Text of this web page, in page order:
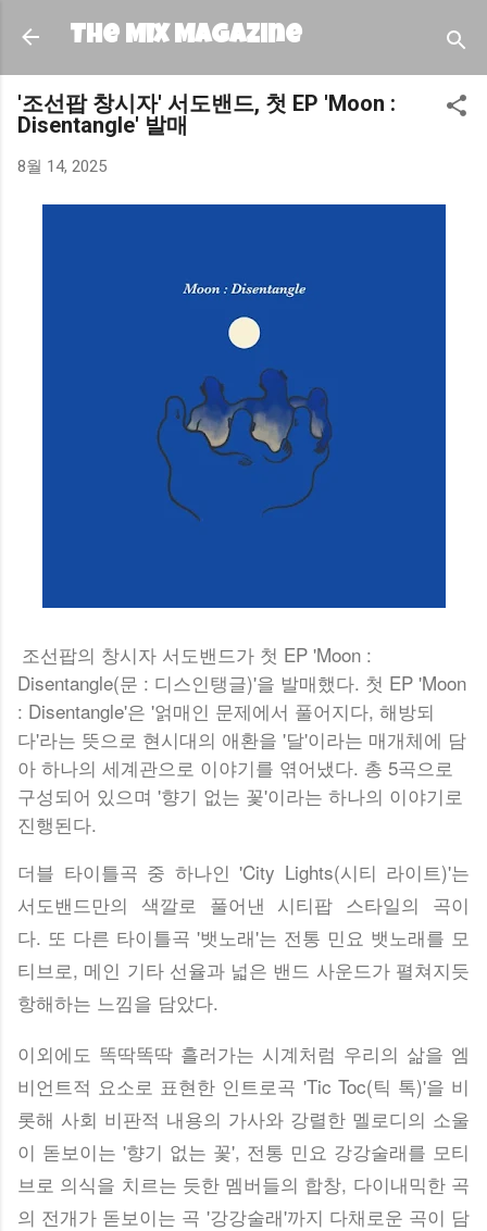
기본 콘텐츠로 건너뛰기
The MIX Magazine
'조선팝 창시자' 서도밴드, 첫 EP 'Moon :
Disentangle' 발매
8월 14, 2025
조선팝의 창시자 서도밴드가 첫 EP 'Moon :
Disentangle(문 : 디스인탱글)'을 발매했다. 첫 EP 'Moon
: Disentangle'은 '얽매인 문제에서 풀어지다, 해방되
다'라는 뜻으로 현시대의 애환을 '달'이라는 매개체에 담
아 하나의 세계관으로 이야기를 엮어냈다. 총 5곡으로
구성되어 있으며 '향기 없는 꽃'이라는 하나의 이야기로
진행된다.
더블 타이틀곡 중 하나인 'City Lights(시티 라이트)'는
서도밴드만의 색깔로 풀어낸 시티팝 스타일의 곡이
다. 또 다른 타이틀곡 '뱃노래'는 전통 민요 뱃노래를 모
티브로, 메인 기타 선율과 넓은 밴드 사운드가 펼쳐지듯
항해하는 느낌을 담았다.
이외에도 똑딱똑딱 흘러가는 시계처럼 우리의 삶을 엠
비언트적 요소로 표현한 인트로곡 'Tic Toc(틱 톡)'을 비
롯해 사회 비판적 내용의 가사와 강렬한 멜로디의 소울
이 돋보이는 '향기 없는 꽃', 전통 민요 강강술래를 모티
브로 의식을 치르는 듯한 멤버들의 합창, 다이내믹한 곡
의 전개가 돋보이는 곡 '강강술래'까지 다채로운 곡이 담